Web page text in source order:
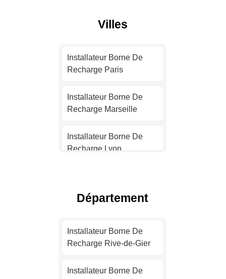
Villes
Installateur Borne De
Recharge Paris
Installateur Borne De
Recharge Marseille
Installateur Borne De
Recharge Lyon
Recharge Nice
Recharge Nantes
Département
Installateur Borne De
Recharge Rive-de-Gier
Installateur Borne De